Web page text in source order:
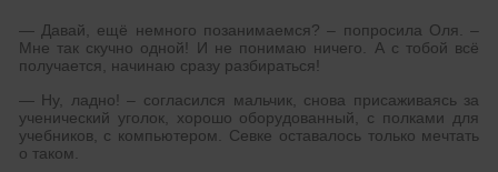
— Давай, ещё немного позанимаемся? – попросила Оля. –
Мне так скучно одной! И не понимаю ничего. А с тобой всё
получается, начинаю сразу разбираться!
— Ну, ладно! – согласился мальчик, снова присаживаясь за
ученический уголок, хорошо оборудованный, с полками для
учебников, с компьютером. Севке оставалось только мечтать
о таком.